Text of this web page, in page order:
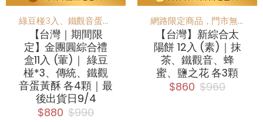
綠豆椪3入、鐵觀音蛋黃酥4入、傳統蛋黃酥4入
【台灣｜期間限
定】金團圓綜合禮
盒11入 (葷)｜ 綠豆
椪*3、傳統、鐵觀
音蛋黃酥 各4顆｜最
後出貨日9/4
$880 $990
網路限定商品，門市無販售
【台灣】新綜合太
陽餅 12入 (素)｜抹
茶、鐵觀音、蜂
蜜、鹽之花 各3顆
$860 $960